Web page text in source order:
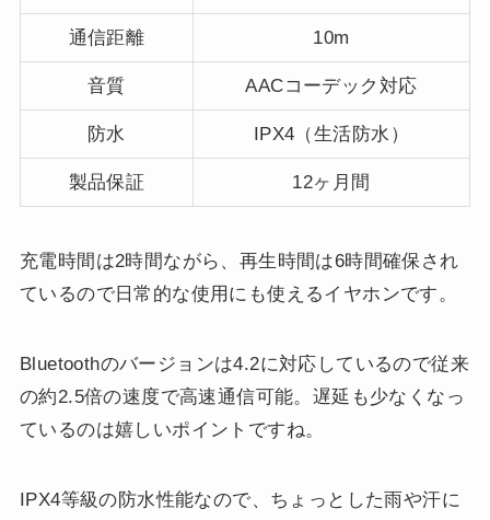
通信距離 10m
音質 AACコーデック対応
防水 IPX4（生活防水）
製品保証 12ヶ月間
充電時間は2時間ながら、再生時間は6時間確保され
ているので日常的な使用にも使えるイヤホンです。
Bluetoothのバージョンは4.2に対応しているので従来
の約2.5倍の速度で高速通信可能。遅延も少なくなっ
ているのは嬉しいポイントですね。
IPX4等級の防水性能なので、ちょっとした雨や汗に